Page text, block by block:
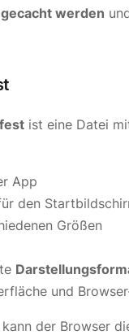
werden
ist eine Datei
App
den
Größen
und
der Browser